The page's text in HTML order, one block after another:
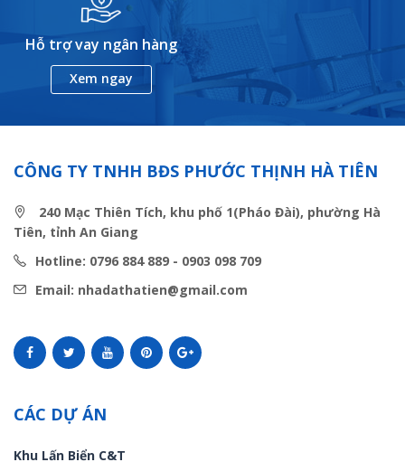
Hỗ trợ vay ngân hàng
Xem ngay
CÔNG TY TNHH BĐS PHƯỚC THỊNH HÀ TIÊN
240 Mạc Thiên Tích, khu phố 1(Pháo Đài), phường Hà
Tiên, tỉnh An Giang
Hotline: 0796 884 889 - 0903 098 709
Email: nhadathatien@gmail.com
CÁC DỰ ÁN
Khu Lấn Biển C&T